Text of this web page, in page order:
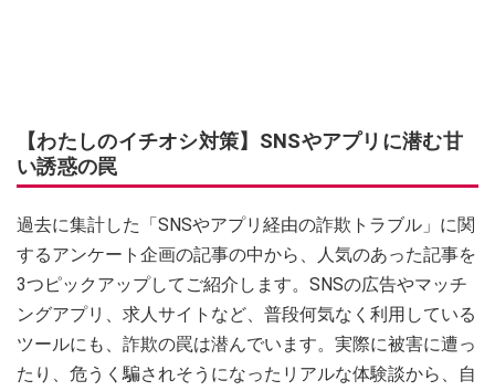
【わたしのイチオシ対策】SNSやアプリに潜む甘
い誘惑の罠
過去に集計した「SNSやアプリ経由の詐欺トラブル」に関
するアンケート企画の記事の中から、人気のあった記事を
3つピックアップしてご紹介します。SNSの広告やマッチ
ングアプリ、求人サイトなど、普段何気なく利用している
ツールにも、詐欺の罠は潜んでいます。実際に被害に遭っ
たり、危うく騙されそうになったリアルな体験談から、自